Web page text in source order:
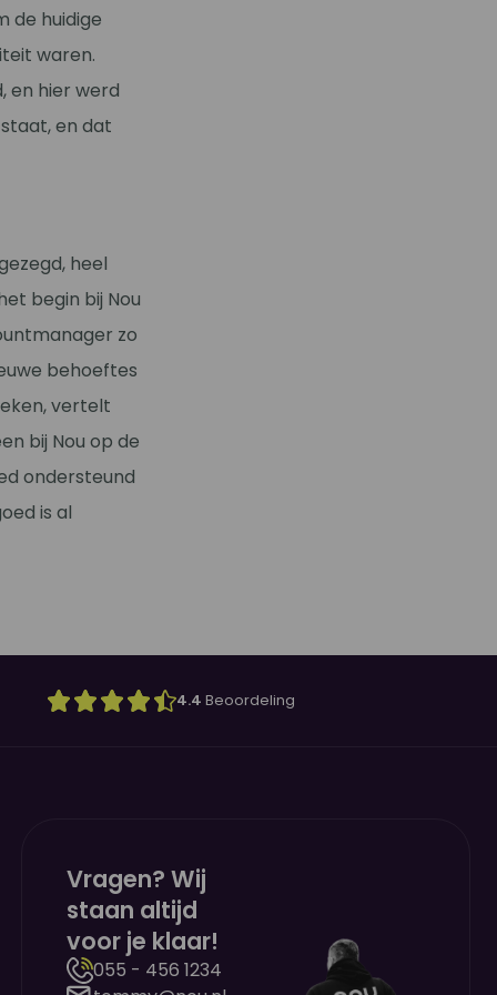
de huidige
waren.
en hier werd
en dat
heel
begin bij Nou
zo
behoeftes
vertelt
bij Nou op de
ondersteund
is al
4.4 Beoordeling
Vragen? Wij
staan altijd
voor je klaar!
055 - 456 1234